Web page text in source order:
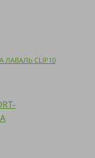
ЛАВАЛЬ CLIP10